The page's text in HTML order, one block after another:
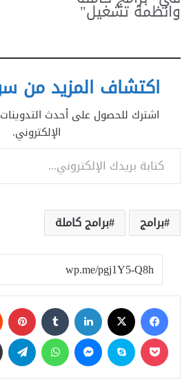
وانظمة تشغيل"
اكتشاف المزيد من
اشترك للحصول على أحدث
الإلكتروني.
كتابة بريدك الإلكتروني...
برامج برامج كاملة
فيسبوك لينكدإن
‫Pocket
سكايب ماسنجر واتساب